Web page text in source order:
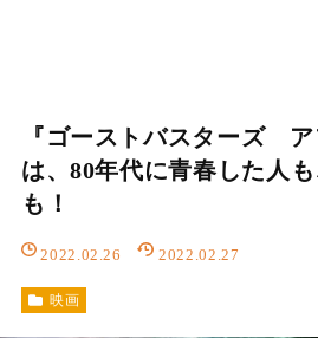
『ゴーストバスターズ ア
は、80年代に青春した人
も！
2022.02.26 2022.02.27
映画